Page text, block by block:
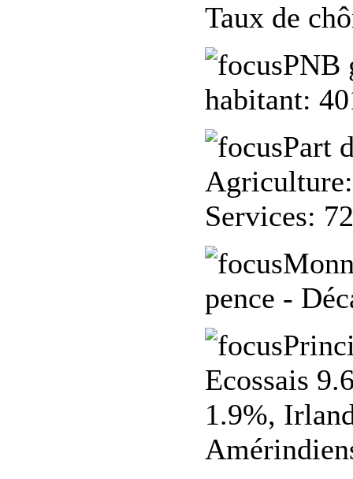
Taux de
PNB
habitant:
Part
Services:
pence -
Ecossais
1.9%,